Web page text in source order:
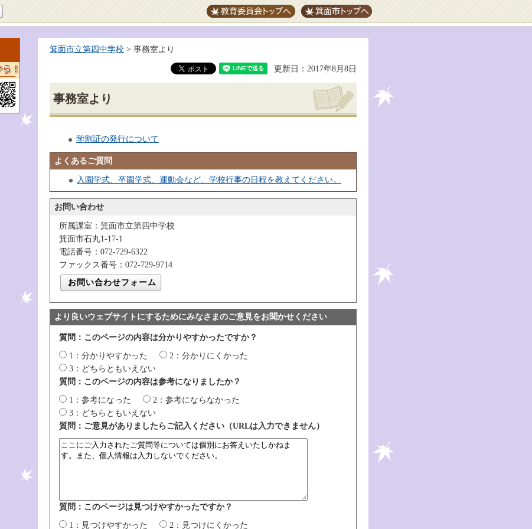
教育委員会トップへ 箕面市トップへ
ち
箕面市立第四中学校 > 事務室より
更新日：2017年8月8日
事務室より
学割証の発行について
よくあるご質問
入園学式、卒園学式、運動会など、学校行事の日程を教えてください。
お問い合わせ
所属課室：箕面市立第四中学校
箕面市石丸1-17-1
電話番号：072-729-6322
ファックス番号：072-729-9714
より良いウェブサイトにするためにみなさまのご意見をお聞かせください
質問：このページの内容は分かりやすかったですか？
1：分かりやすかった
2：分かりにくかった
3：どちらともいえない
質問：このページの内容は参考になりましたか？
1：参考になった
2：参考にならなかった
3：どちらともいえない
質問：ご意見がありましたらご記入ください（URLは入力できません）
質問：このページは見つけやすかったですか？
1：見つけやすかった 2：見つけにくかった